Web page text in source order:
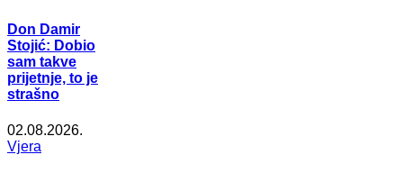
Don Damir
Stojić: Dobio
sam takve
prijetnje, to je
strašno
02.08.2026.
Vjera